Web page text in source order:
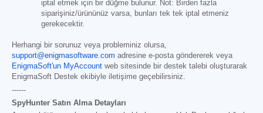
iptal etmek için bir düğme bulunur. Not: Birden fazla
siparişiniz/ürününüz varsa, bunları tek tek iptal etmeniz
gerekecektir.
Herhangi bir sorunuz veya probleminiz olursa,
support@enigmasoftware.com adresine e-posta göndererek veya
EnigmaSoft'un MyAccount web sitesinde bir destek talebi oluşturarak
EnigmaSoft Destek ekibiyle iletişime geçebilirsiniz.
------
SpyHunter Satın Alma Detayları